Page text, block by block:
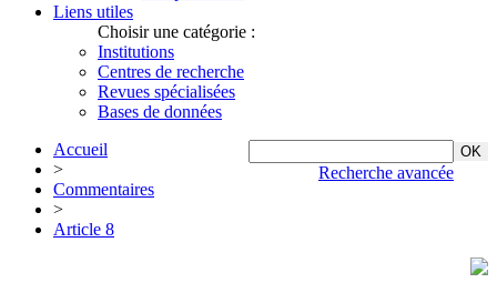
Liens utiles
Choisir une catégorie :
Institutions
Centres de recherche
Revues spécialisées
Bases de données
Recherche avancée
Accueil
>
Commentaires
>
Article 8